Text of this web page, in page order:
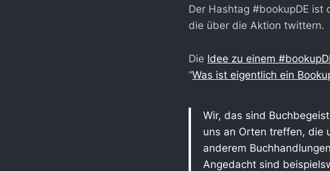
Der Hashtag #bookupDE
die über die Aktion twittern.
Die Idee zu einem
“Was ist eigentlich ein
Wir, das sind
uns an Orten treffen, die
anderem
Angedacht sind